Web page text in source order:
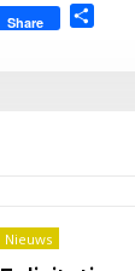
Share